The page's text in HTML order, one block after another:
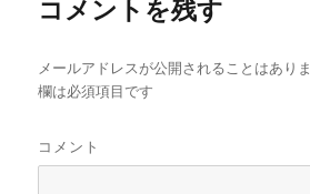
コメントを残す
メールアドレスが公開されることはありま
欄は必須項目です
コメント